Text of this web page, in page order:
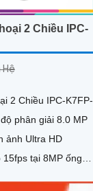
2 Chiều IPC-
Hệ
2 Chiều IPC-K7FP-
phân giải 8.0 MP
ảnh Ultra HD
tại 8MP ống